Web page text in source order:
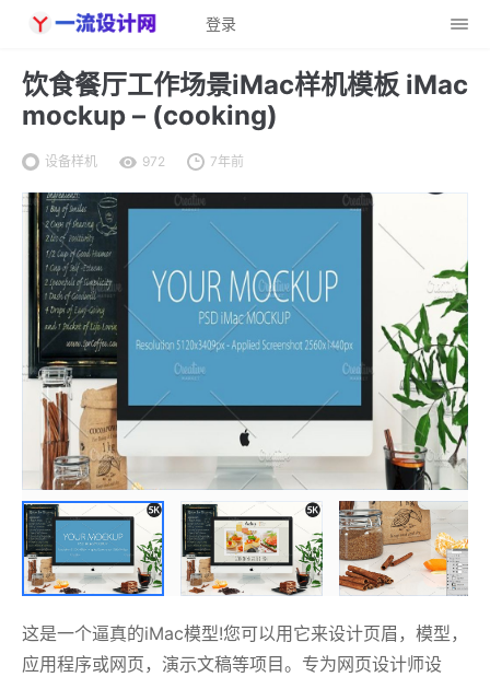
登录
饮食餐厅工作场景iMac样机模板 iMac
mockup – (cooking)
设备样机 972 7年前
这是一个逼真的iMac模型!您可以用它来设计页眉，模型，
应用程序或网页，演示文稿等项目。专为网页设计师设